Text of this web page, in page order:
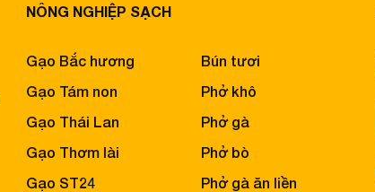
NÔNG NGHIỆP SẠCH
Gạo Bắc hương
Gạo Tám non
Gạo Thái Lan
Gạo Thơm lài
Gạo ST24
Bún tươi
Phở khô
Phở gà
Phở bò
Phở gà ăn liền